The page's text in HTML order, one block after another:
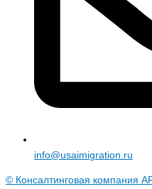
info@usaimigration.ru
© Консалтинговая компания